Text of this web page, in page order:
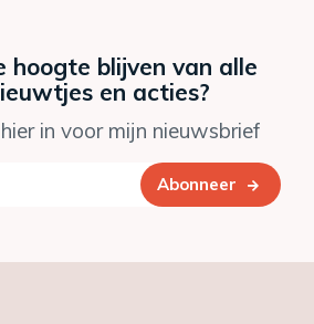
hoogte blijven van alle
en acties?
in voor mijn nieuwsbrief
Abonneer